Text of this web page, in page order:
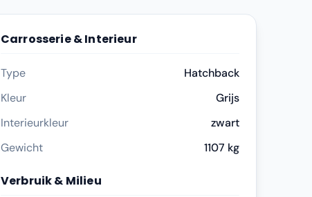
Carrosserie & Interieur
Type
Hatchback
Kleur
Grijs
Interieurkleur
zwart
Gewicht
1107 kg
Verbruik & Milieu